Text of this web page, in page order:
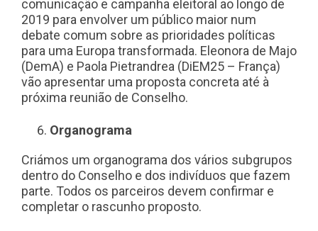
comunicação e campanha eleitoral ao longo de
2019 para envolver um público maior num
debate comum sobre as prioridades políticas
para uma Europa transformada. Eleonora de Majo
(DemA) e Paola Pietrandrea (DiEM25 – França)
vão apresentar uma proposta concreta até à
próxima reunião de Conselho.
Organograma
Criámos um organograma dos vários subgrupos
dentro do Conselho e dos indivíduos que fazem
parte. Todos os parceiros devem confirmar e
completar o rascunho proposto.